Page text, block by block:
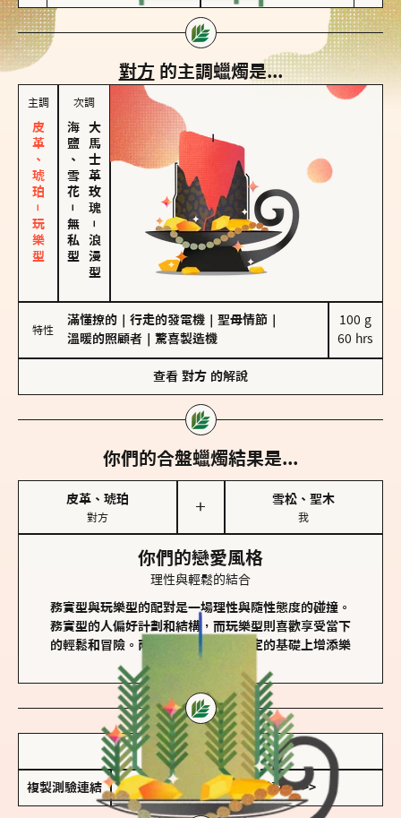
對方 的主調蠟燭是...
主調
皮革、琥珀－玩樂型
次調
海鹽、雪花
－
無私型
大馬士革玫瑰
－
浪漫型
特性
滿懂撩的 行走的發電機 聖母情節
溫暖的照顧者
驚喜製造機
100 g
60 hrs
查看 對方 的解說
你們的合盤蠟燭結果是...
皮革、琥珀
對方
＋
雪松、聖木
我
你們的戀愛風格
理性與輕鬆的結合
務實型與玩樂型的配對是一場理性與隨性態度的碰撞。
務實型的人偏好計劃和結構，而玩樂型則喜歡享受當下
的輕鬆和冒險。兩者的關係能夠在穩定的基礎上增添樂
儲存我的結果圖
複製測驗連結 查看香氛類型全解析 >>>